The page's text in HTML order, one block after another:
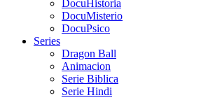
DocuHistoria
DocuMisterio
DocuPsico
Series
Dragon Ball
Animacion
Serie Biblica
Serie Hindi